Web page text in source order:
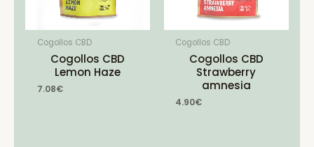
Cogollos CBD
Cogollos CBD
Lemon Haze
7.08€
Cogollos CBD
Cogollos CBD
Strawberry
amnesia
4.90€